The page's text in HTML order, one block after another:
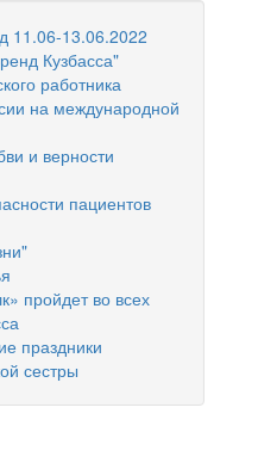
11.06-13.06.2022
Кузбасса"
работника
на международной
и верности
пациентов
пройдет во всех
праздники
сестры